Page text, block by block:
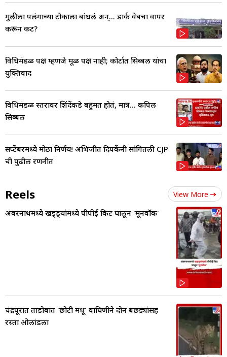
मुलीला पलंगाच्या टोकाला बांधलं अन्... डार्क वेबचा वापर
करून कट?
विधिमंडळ पक्ष म्हणजे मूळ पक्ष नाही; कोर्टात सिब्बल यांचा
युक्तिवाद
विधिमंडळ स्तरावर शिंदेंकडे बहुमत होतं, मात्र... कपिल
सिब्बल
सप्टेंबरमध्ये मोठा निर्णय! अभिजीत दिपकेंनी सांगितली CJP
ची पुढील रणनीत
Reels View More
अंबरनाथमध्ये खड्ड्यांमध्ये पीपीई किट घालून 'मूनवॉक'
चंद्रपूरात ताडोबात 'छोटी मधू' वाघिणीने दोन बछड्यांसह
रस्ता ओलांडला